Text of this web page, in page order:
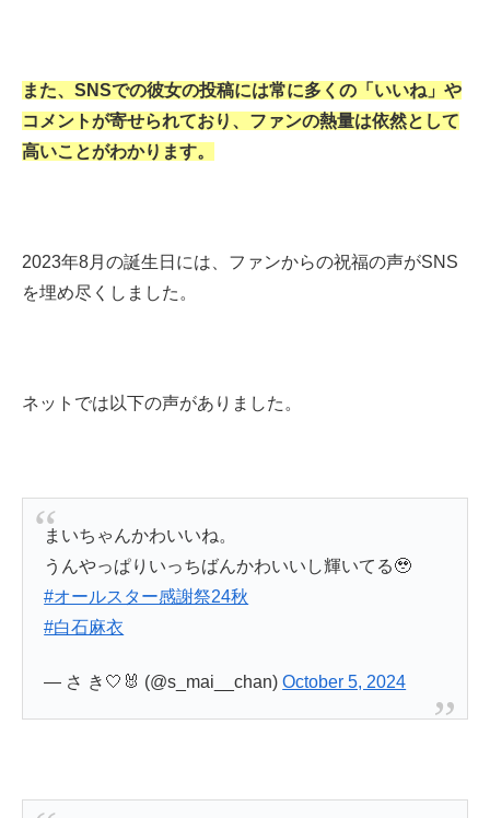
また、SNSでの彼女の投稿には常に多くの「いいね」や
コメントが寄せられており、ファンの熱量は依然として
高いことがわかります。
2023年8月の誕生日には、ファンからの祝福の声がSNS
を埋め尽くしました。
ネットでは以下の声がありました。
まいちゃんかわいいね。
うんやっぱりいっちばんかわいいし輝いてる🥹
#オールスター感謝祭24秋
#白石麻衣
— さ き🤍🐰 (@s_mai__chan)October 5, 2024